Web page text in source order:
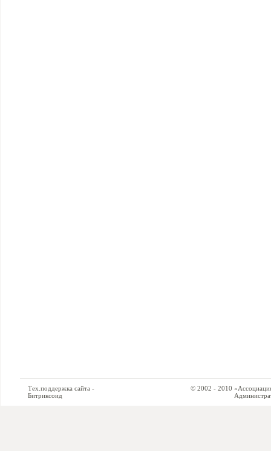
Тех.поддержка сайта -
Битриксоид
© 2002 - 2010 «Ассоциация